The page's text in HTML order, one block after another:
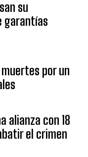
su
garantías
por un
alianza con 18
el crimen